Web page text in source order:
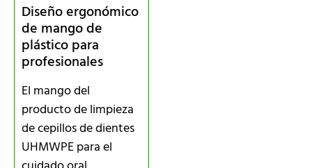
Diseño ergonómico
de mango de
plástico para
profesionales
El mango del
producto de limpieza
de cepillos de dientes
UHMWPE para el